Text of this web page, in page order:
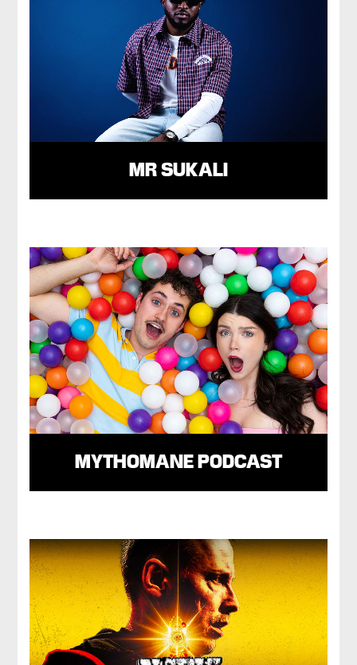
MR SUKALI
MYTHOMANE PODCAST